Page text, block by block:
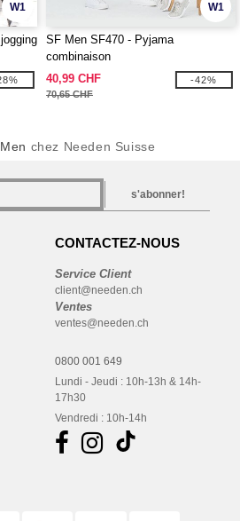
W1 W1
SF Men SF470 - Pyjama
combinaison
40,99 CHF
70,65 CHF
-42%
chez Needen Suisse
s'abonner!
CONTACTEZ-NOUS
Service Client
client@needen.ch
Ventes
ventes@needen.ch
0800 001 649
Lundi - Jeudi : 10h-13h & 14h-
17h30
Vendredi : 10h-14h